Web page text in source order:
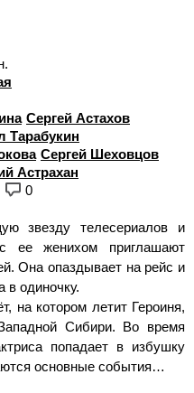
Сергей Астахов
Тарабукин
Сергей Шеховцов
Астрахан
0
звезду телесериалов и
ее женихом приглашают
Она опаздывает на рейс и
в одиночку.
на котором летит Героиня,
Сибири. Во время
попадает в избушку
основные события…